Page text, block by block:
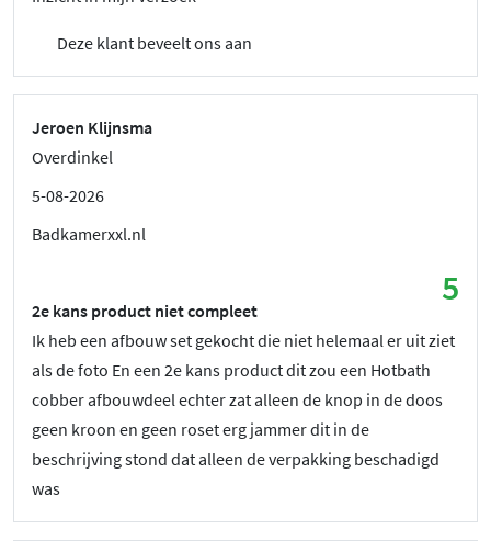
Deze klant beveelt ons aan
Jeroen Klijnsma
Overdinkel
5-08-2026
Badkamerxxl.nl
5
2e kans product niet compleet
Ik heb een afbouw set gekocht die niet helemaal er uit ziet
als de foto En een 2e kans product dit zou een Hotbath
cobber afbouwdeel echter zat alleen de knop in de doos
geen kroon en geen roset erg jammer dit in de
beschrijving stond dat alleen de verpakking beschadigd
was